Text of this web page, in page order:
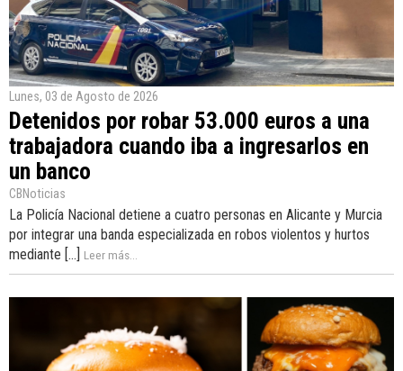
Lunes, 03 de Agosto de 2026
Detenidos por robar 53.000 euros a una
trabajadora cuando iba a ingresarlos en
un banco
CBNoticias
La Policía Nacional detiene a cuatro personas en Alicante y Murcia
por integrar una banda especializada en robos violentos y hurtos
mediante [...] Leer más...